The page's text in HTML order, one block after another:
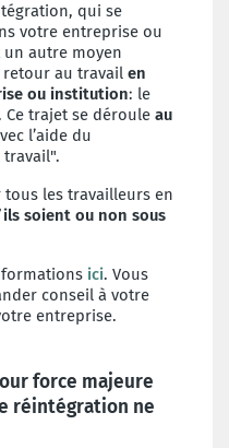
qui se
votre entreprise ou
autre moyen
retour au travail en
ou institution: le
trajet se déroule au
l’aide du
les travailleurs en
soient ou non sous
ici. Vous
conseil à votre
entreprise.
force majeure
réintégration ne